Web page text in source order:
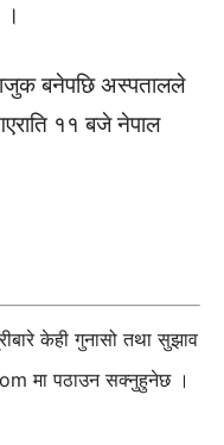
।
बनेपछि अस्पतालले
११ बजे नेपाल
केही गुनासो तथा सुझाव
मा पठाउन सक्नुहुनेछ ।